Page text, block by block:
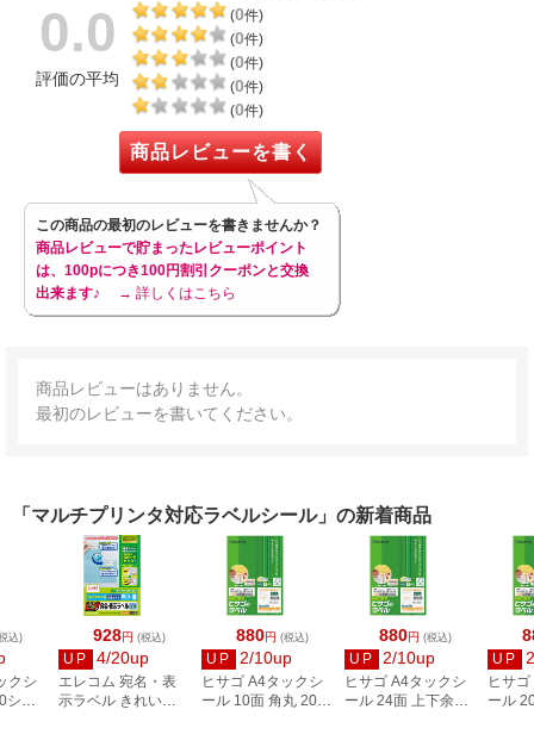
0.0
評価の平均
(0件)
(0件)
(0件)
(0件)
(0件)
商品レビューを書く
この商品の最初のレビューを書きませんか？
商品レビューで貯まったレビューポイント
は、100pにつき100円割引クーポンと交換
出来ます♪
→ 詳しくはこちら
商品レビューはありません。
最初のレビューを書いてください。
「マルチプリンタ対応ラベルシール」の新着商品
928円 (税込)
UP 4/20up
エレコム 宛名・表
示ラベル きれい貼
880円 (税込)
UP 2/10up
ヒサゴ A4タックシ
ール 10面 角丸 20シ
880円 (税込)
UP 2/10up
ヒサゴ A4タックシ
ール 24面 上下余白
UP
ヒサ
ール
込)
クシ
ー